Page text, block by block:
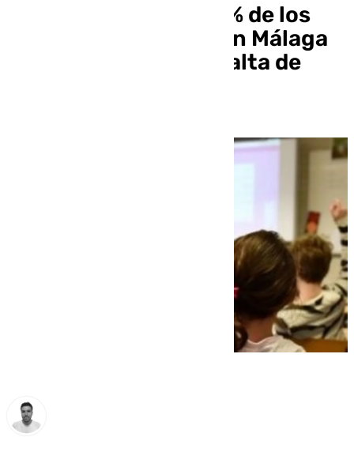
Denuncian que el 83% de los
centros educativos en Málaga
inician el curso con falta de